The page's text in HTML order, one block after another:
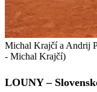
Michal Krajčí a Andrij
- Michal Krajčí)
LOUNY –